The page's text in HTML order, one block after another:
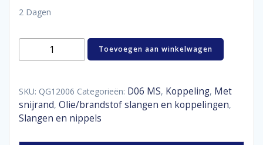
2 Dagen
Hose
aantal
Toevoegen aan winkelwagen
SKU: QG12006 Categorieën: D06 MS, Koppeling, Met
snijrand, Olie/brandstof slangen en koppelingen,
Slangen en nippels